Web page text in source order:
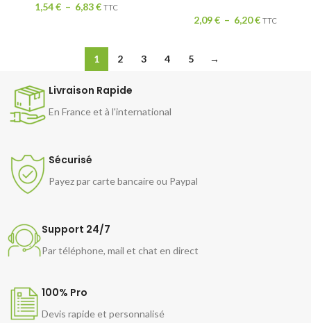
1,54€ – 6,83€ TTC
2,09€ – 6,20€ TTC
1 2 3 4 5 →
Livraison Rapide
En France et à l'international
Sécurisé
Payez par carte bancaire ou Paypal
Support 24/7
Par téléphone, mail et chat en direct
100% Pro
Devis rapide et personnalisé